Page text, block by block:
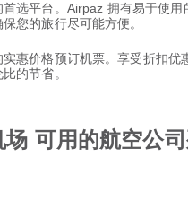
选平台。Airpaz 拥有易于使
您的旅行尽可能方便。
惠价格预订机票。享受折扣
的节省。
可用的航空公